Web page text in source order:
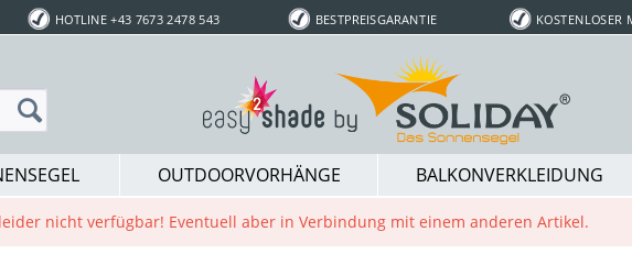
HOTLINE +43 7673 2478 543 BESTPREISGARANTIE KOSTENLOSER
OUTDOORVORHÄNGE BALKONVERKLEIDUNG
nicht verfügbar! Eventuell aber in Verbindung mit einem anderen Artikel.